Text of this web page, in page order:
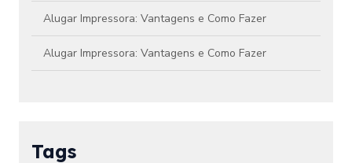
Alugar Impressora: Vantagens e Como Fazer
Alugar Impressora: Vantagens e Como Fazer
Tags